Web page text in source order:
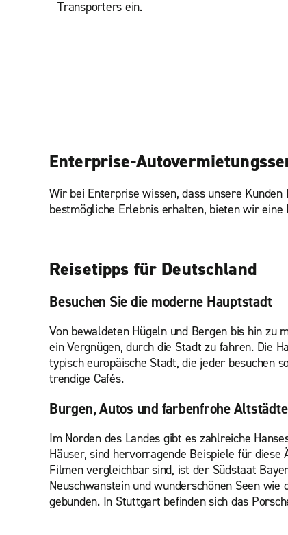
Transporters ein.
Enterprise-
Wir bei Enterprise wissen, dass unsere
bestmögliche Erlebnis erhalten, bieten wir
Reisetipps für Deutschland
Besuchen Sie die moderne Hauptstadt
Von bewaldeten Hügeln und Bergen bis hin zu
ein Vergnügen, durch die Stadt zu fahren. Die
typisch europäische Stadt, die jeder besuchen
trendige Cafés.
Burgen, Autos und farbenfrohe Altstädte
Im Norden des Landes gibt es zahlreiche
Häuser, sind hervorragende Beispiele für diese
Filmen vergleichbar sind, ist der Südstaat
Neuschwanstein und wunderschönen Seen
gebunden. In Stuttgart befinden sich das